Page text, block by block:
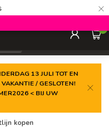
×
0
13 JULI TOT EN
/ GESLOTEN!
< BIJ UW
kopen